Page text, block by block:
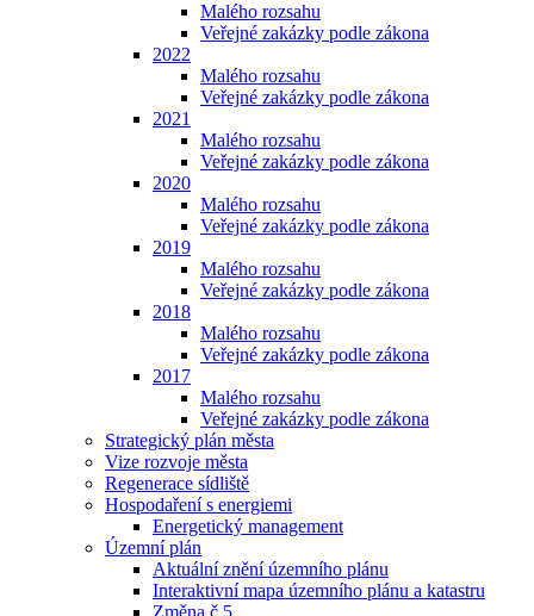
Malého rozsahu
Veřejné zakázky podle zákona
2022
Malého rozsahu
Veřejné zakázky podle zákona
2021
Malého rozsahu
Veřejné zakázky podle zákona
2020
Malého rozsahu
Veřejné zakázky podle zákona
2019
Malého rozsahu
Veřejné zakázky podle zákona
2018
Malého rozsahu
Veřejné zakázky podle zákona
2017
Malého rozsahu
Veřejné zakázky podle zákona
Strategický plán města
Vize rozvoje města
Regenerace sídliště
Hospodaření s energiemi
Energetický management
Územní plán
Aktuální znění územního plánu
Interaktivní mapa územního plánu a katastru
Změna č.5